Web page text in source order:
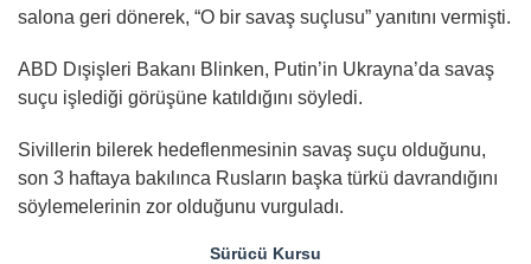
salona geri dönerek, “O bir savaş suçlusu” yanıtını vermişti.
ABD Dışişleri Bakanı Blinken, Putin’in Ukrayna’da savaş
suçu işlediği görüşüne katıldığını söyledi.
Sivillerin bilerek hedeflenmesinin savaş suçu olduğunu,
son 3 haftaya bakılınca Rusların başka türkü davrandığını
söylemelerinin zor olduğunu vurguladı.
Sürücü Kursu